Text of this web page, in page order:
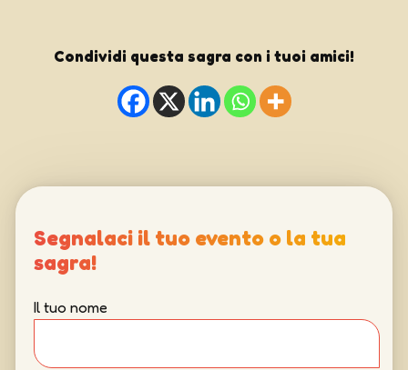
Condividi questa sagra con i tuoi amici!
Segnalaci il tuo evento o la tua
sagra!
Il tuo nome